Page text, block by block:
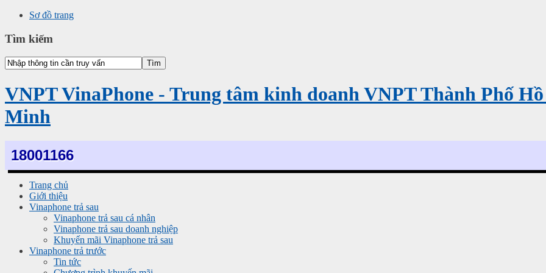
Sơ đồ trang
Tìm kiếm
VNPT VinaPhone - Trung tâm kinh doanh VNPT Thành Phố
Minh
18001166
Trang chủ
Giới thiệu
Vinaphone trả sau
Vinaphone trả sau cá nhân
Vinaphone trả sau doanh nghiệp
Khuyến mãi Vinaphone trả sau
Vinaphone trả trước
Tin tức